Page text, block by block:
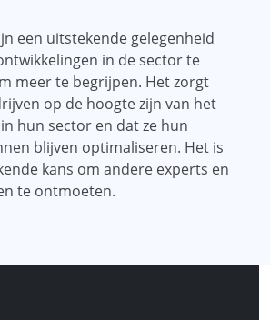
een uitstekende gelegenheid
in de sector te
meer te begrijpen. Het zorgt
op de hoogte zijn van het
hun sector en dat ze hun
blijven optimaliseren. Het is
kans om andere experts en
te ontmoeten.